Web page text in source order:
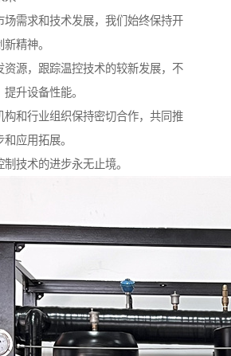
场需求和技术发展，我们始终保持开
精神。
资源，跟踪温控技术的较新发展，不
升设备性能。
构和行业组织保持密切合作，共同推
应用拓展。
技术的进步永无止境。